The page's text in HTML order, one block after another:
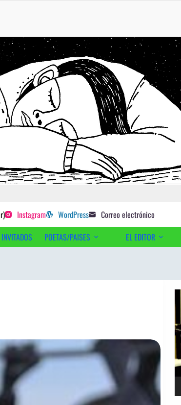
Instagram WordPress Correo electrónico
POETAS/PAISES EL EDITOR
de